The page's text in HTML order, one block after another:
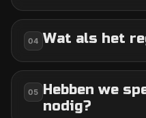
04 Wat als het
05 Hebben we
nodig?